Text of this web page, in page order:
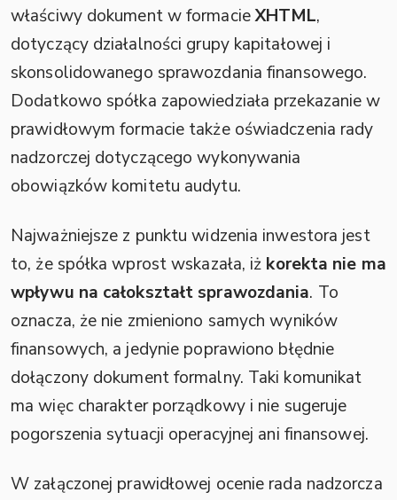
właściwy dokument w formacieXHTML,
dotyczący działalności grupy kapitałowej i
skonsolidowanego sprawozdania finansowego.
Dodatkowo spółka zapowiedziała przekazanie w
prawidłowym formacie także oświadczenia rady
nadzorczej dotyczącego wykonywania
obowiązków komitetu audytu.
Najważniejsze z punktu widzenia inwestora jest
to, że spółka wprost wskazała, iż korekta nie ma
wpływu na całokształt sprawozdania. To
oznacza, że nie zmieniono samych wyników
finansowych, a jedynie poprawiono błędnie
dołączony dokument formalny. Taki komunikat
ma więc charakter porządkowy i nie sugeruje
pogorszenia sytuacji operacyjnej ani finansowej.
W załączonej prawidłowej ocenie rada nadzorcza